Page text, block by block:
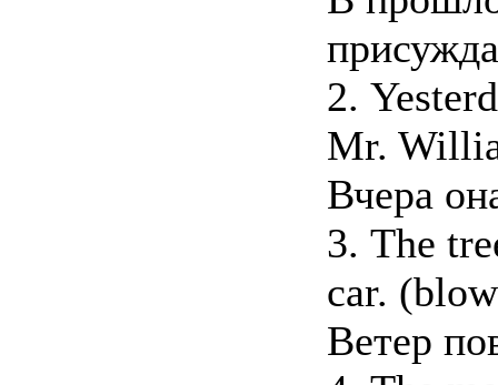
2.
Mr.
Вчера
3. The
car.
Ветер